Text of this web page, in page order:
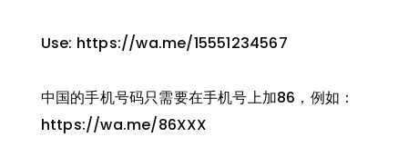
Use: https://wa.me/15551234567
中国的手机号码只需要在手机号上加86，例如：
https://wa.me/86XXX